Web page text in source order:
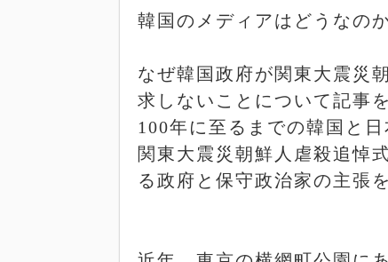
韓国のメディアはどうなのか
なぜ韓国政府が関東大震災
求しないことについて記事
100年に至るまでの韓国と
関東大震災朝鮮人虐殺追悼
る政府と保守政治家の主張